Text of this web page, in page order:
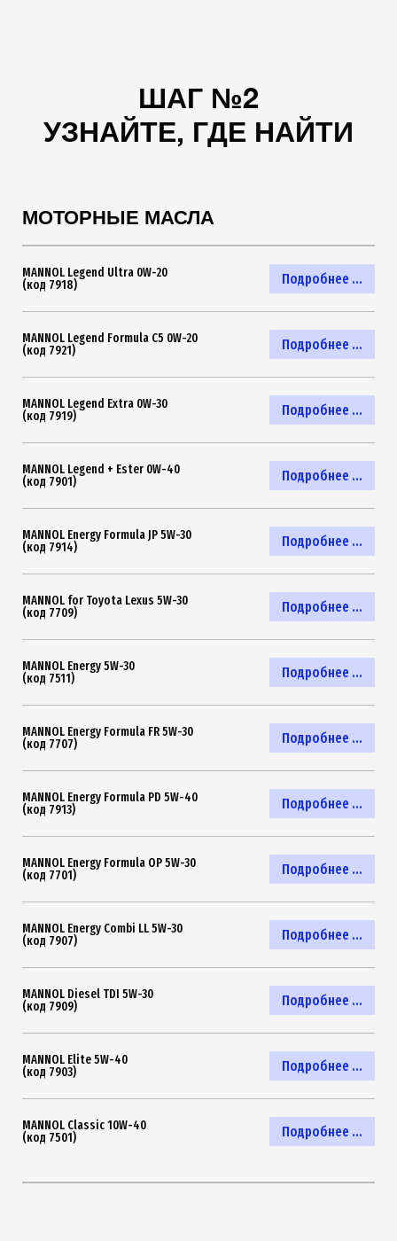
ШАГ №2
УЗНАЙТЕ, ГДЕ НАЙТИ
МОТОРНЫЕ МАСЛА
Подробнее ...
MANNOL Legend Ultra 0W-20
(код 7918)
Подробнее ...
MANNOL Legend Formula C5 0W-20
(код 7921)
Подробнее ...
MANNOL Legend Extra 0W-30
(код 7919)
Подробнее ...
MANNOL Legend + Ester 0W-40
(код 7901)
Подробнее ...
MANNOL Energy Formula JP 5W-30
(код 7914)
Подробнее ...
MANNOL for Toyota Lexus 5W-30
(код 7709)
Подробнее ...
MANNOL Energy 5W-30
(код 7511)
Подробнее ...
MANNOL Energy Formula FR 5W-30
(код 7707)
Подробнее ...
MANNOL Energy Formula PD 5W-40
(код 7913)
Подробнее ...
MANNOL Energy Formula OP 5W-30
(код 7701)
Подробнее ...
MANNOL Energy Combi LL 5W-30
(код 7907)
Подробнее ...
MANNOL Diesel TDI 5W-30
(код 7909)
Подробнее ...
MANNOL Elite 5W-40
(код 7903)
Подробнее ...
MANNOL Classic 10W-40
(код 7501)